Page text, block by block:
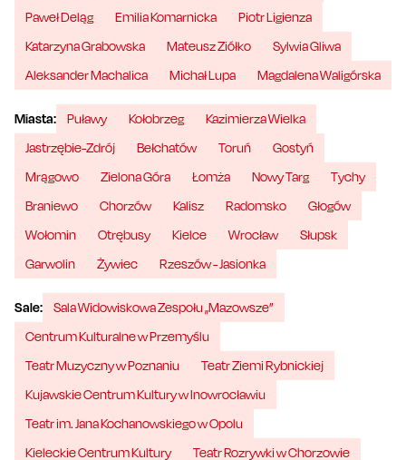
Paweł Deląg
Emilia Komarnicka
Piotr Ligienza
Katarzyna Grabowska
Mateusz Ziółko
Sylwia Gliwa
Aleksander Machalica
Michał Lupa Magdalena Waligórska
Miasta: Puławy Kołobrzeg
Kazimierza Wielka
Jastrzębie-Zdrój
Bełchatów Toruń
Gostyń
Mrągowo
Zielona Góra Łomża Nowy Targ
Tychy
Braniewo
Chorzów Kalisz Radomsko
Głogów
Wołomin
Otrębusy Kielce Wrocław
Słupsk
Garwolin
Żywiec Rzeszów - Jasionka
Sale:
Sala Widowiskowa Zespołu „Mazowsze”
Centrum Kulturalne w Przemyślu
Teatr Muzyczny w Poznaniu
Teatr Ziemi Rybnickiej
Kujawskie Centrum Kultury w Inowrocławiu
Teatr im. Jana Kochanowskiego w Opolu
Kieleckie Centrum Kultury
Teatr Rozrywki w Chorzowie